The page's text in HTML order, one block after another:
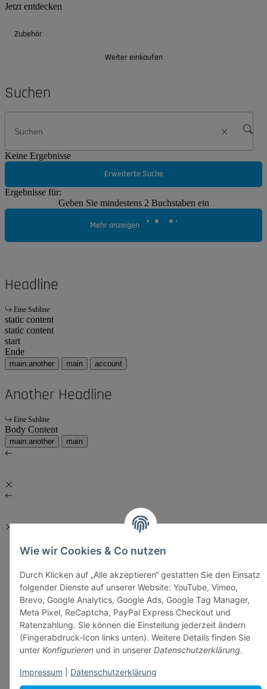
Wie wir Cookies & Co nutzen
Durch Klicken auf „Alle akzeptieren“ gestatten Sie den Einsatz
folgender Dienste auf unserer Website: YouTube, Vimeo,
Brevo, Google Analytics, Google Ads, Google Tag Manager,
Meta Pixel, ReCaptcha, PayPal Express Checkout und
Ratenzahlung. Sie können die Einstellung jederzeit ändern
(Fingerabdruck-Icon links unten). Weitere Details finden Sie
unter Konfigurieren und in unserer Datenschutzerklärung.
Impressum Datenschutzerklärung
Jetzt entdecken
Zubehör
Weiter einkaufen
Suchen
Keine Ergebnisse
Erweiterte Suche
Ergebnisse für:
Geben Sie mindestens 2 Buchstaben ein
Mehr anzeigen
Headline
Eine Subline
static content
static content
start
Ende
main:another main account
Another Headline
Eine Subline
Body Content
main:another main